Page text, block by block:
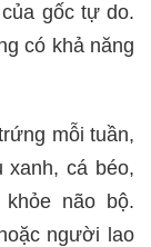
gốc tự do.
có khả năng
mỗi tuần,
xanh, cá béo,
não bộ.
người lao